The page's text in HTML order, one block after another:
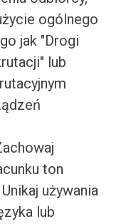
ogólnego
jak "Drogi
lub
ton
używania
lub